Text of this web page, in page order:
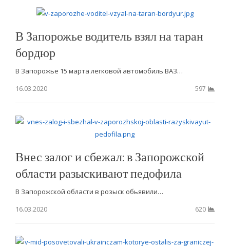
В Запорожье водитель взял на таран
бордюр
В Запорожье 15 марта легковой автомобиль ВАЗ…
16.03.2020
597
Внес залог и сбежал: в Запорожской
области разыскивают педофила
В Запорожской области в розыск обьявили…
16.03.2020
620